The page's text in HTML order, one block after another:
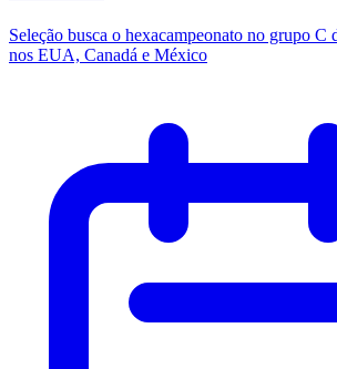
Seleção busca o hexacampeonato no grupo
nos EUA, Canadá e México